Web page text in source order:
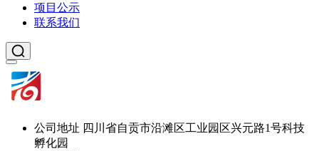
项目公示
联系我们
公司地址 四川省自贡市沿滩区工业园区兴元路1号科技
孵化园